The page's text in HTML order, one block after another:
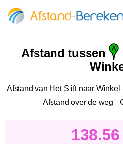
Afstand tussen
Afstand van Het Stift naar Winkel
- Afstand over de weg -